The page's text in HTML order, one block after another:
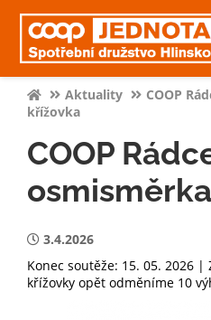
Aktuality
COOP
křížovka
COOP
3.4.2026
Konec soutěže: 15. 05. 2026
křížovky opět odměníme 10